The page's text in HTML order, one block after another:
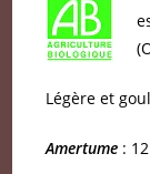
Légère et
Amertume :